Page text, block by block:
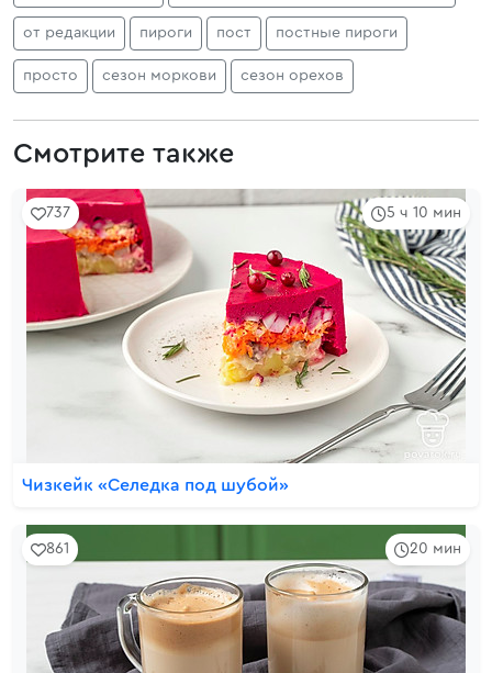
от редакции пироги пост постные пироги
просто сезон моркови сезон орехов
Смотрите также
5 ч 10 мин
737
Чизкейк «Селедка под шубой»
20 мин
861